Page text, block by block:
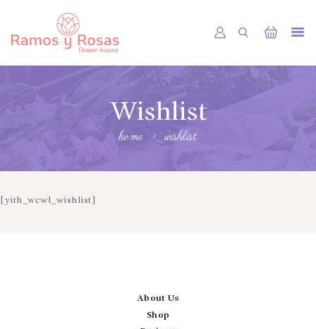
Wishlist
home wishlist
TIENDA
RAMOS
CONTÁCTENOS
[yith_wcwl_wishlist]
About Us
Shop